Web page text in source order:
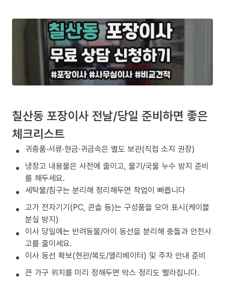
칠산동 포장이사 전날/당일 준비하면 좋은
체크리스트
귀중품·서류·현금·귀금속은 별도 보관(직접 소지 권장)
냉장고 내용물은 사전에 줄이고, 물기/국물 누수 방지 준비
를 해두세요.
세탁물/침구는 분리해 정리해두면 작업이 빠릅니다
고가 전자기기(PC, 콘솔 등)는 구성품을 모아 표시(케이블
분실 방지)
이사 당일에는 반려동물/아이 동선을 분리해 충돌과 안전사
고를 줄이세요.
이사 동선 확보(현관/복도/엘리베이터) 및 주차 안내 준비
큰 가구 위치를 미리 정해두면 박스 정리도 빨라집니다.